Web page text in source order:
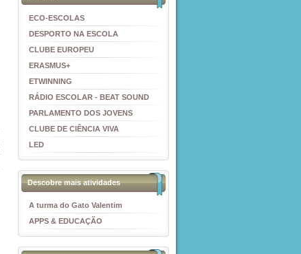
ECO-ESCOLAS
DESPORTO NA ESCOLA
CLUBE EUROPEU
ERASMUS+
ETWINNING
RÁDIO ESCOLAR - BEAT SOUND
PARLAMENTO DOS JOVENS
CLUBE DE CIÊNCIA VIVA
LED
Descobre mais atividades
A turma do Gato Valentim
APPS & EDUCAÇÃO